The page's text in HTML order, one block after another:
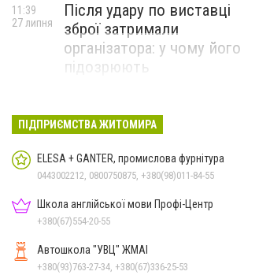
Після удару по виставці
зброї затримали
організатора: у чому його
підозрюють
11:39
27 липня
ПІДПРИЄМСТВА ЖИТОМИРА
ELESA + GANTER, промислова фурнітура
0443002212, 0800750875, +380(98)011-84-55
Школа англійської мови Профі-Центр
+380(67)554-20-55
Автошкола "УВЦ" ЖМАІ
+380(93)763-27-34, +380(67)336-25-53